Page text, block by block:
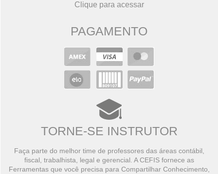
Clique para acessar
PAGAMENTO
TORNE-SE INSTRUTOR
Faça parte do melhor time de professores das áreas contábil,
fiscal, trabalhista, legal e gerencial. A CEFIS fornece as
Ferramentas que você precisa para Compartilhar Conhecimento,